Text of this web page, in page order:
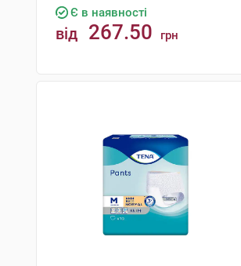
Є в наявності
від 267.50 грн